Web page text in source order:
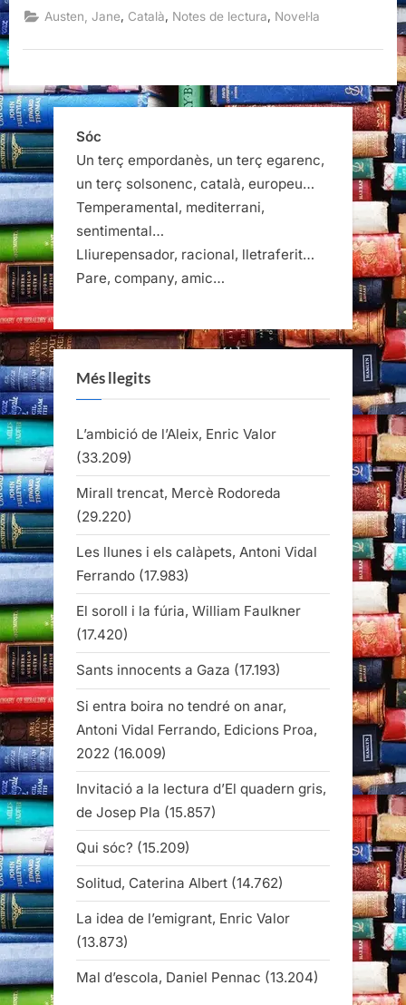
Emma,
Jane
Austen, Jane Català Notes de lectura Novel·la
Sóc
Un terç empordanès, un terç egarenc,
un terç solsonenc, català, europeu…
Temperamental, mediterrani,
sentimental…
Lliurepensador, racional, lletraferit…
Pare, company, amic…
Més llegits
L’ambició de l’Aleix, Enric Valor
(33.209)
Mirall trencat, Mercè Rodoreda
(29.220)
Les llunes i els calàpets, Antoni Vidal
Ferrando (17.983)
El soroll i la fúria, William Faulkner
(17.420)
Sants innocents a Gaza (17.193)
Si entra boira no tendré on anar,
Antoni Vidal Ferrando, Edicions Proa,
2022 (16.009)
Invitació a la lectura d’El quadern gris,
de Josep Pla (15.857)
Qui sóc? (15.209)
Solitud, Caterina Albert (14.762)
La idea de l’emigrant, Enric Valor
(13.873)
Mal d’escola, Daniel Pennac (13.204)